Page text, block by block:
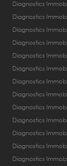
Diagnostics
Diagnostics
Diagnostics
Diagnostics
Diagnostics
Diagnostics
Diagnostics
Diagnostics
Diagnostics
Diagnostics
Diagnostics
Diagnostics
Diagnostics